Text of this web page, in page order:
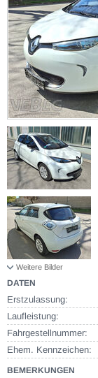
Weitere Bilder
DATEN
Erstzulassung:
Laufleistung:
Fahrgestellnummer:
Ehem. Kennzeichen:
BEMERKUNGEN